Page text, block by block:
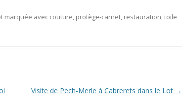
marquée avec couture, protège-carnet, restauration,toile
Visite de Pech-Merle à Cabrerets dans le Lot →